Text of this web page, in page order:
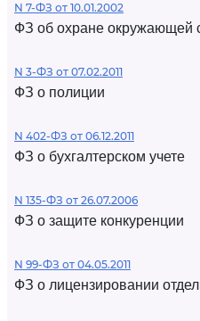
N 7-ФЗ от 10.01.2002
ФЗ об охране окружающей
N 3-ФЗ от 07.02.2011
ФЗ о полиции
N 402-ФЗ от 06.12.2011
ФЗ о бухгалтерском учете
N 135-ФЗ от 26.07.2006
ФЗ о защите конкуренции
N 99-ФЗ от 04.05.2011
ФЗ о лицензировании